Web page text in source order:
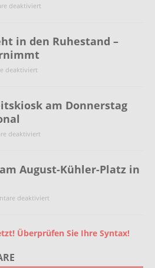
deaktiviert
in den Ruhestand –
deaktiviert
am Donnerstag
deaktiviert
August-Kühler-Platz in
deaktiviert
Überprüfen Sie Ihre Syntax!